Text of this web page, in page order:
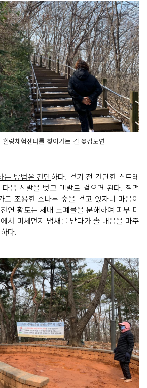
힐링체험센터를 찾아가는 길 ©김도연
는 방법은 간단하다. 걷기 전 간단한 스트레
음 신발을 벗고 맨발로 걸으면 된다. 질퍽
도 조용한 소나무 숲을 걷고 있자니 마음이
연 황토는 체내 노폐물을 분해하여 피부 미
서 미세먼지 냄새를 맡다가 솔 내음을 마주
다.